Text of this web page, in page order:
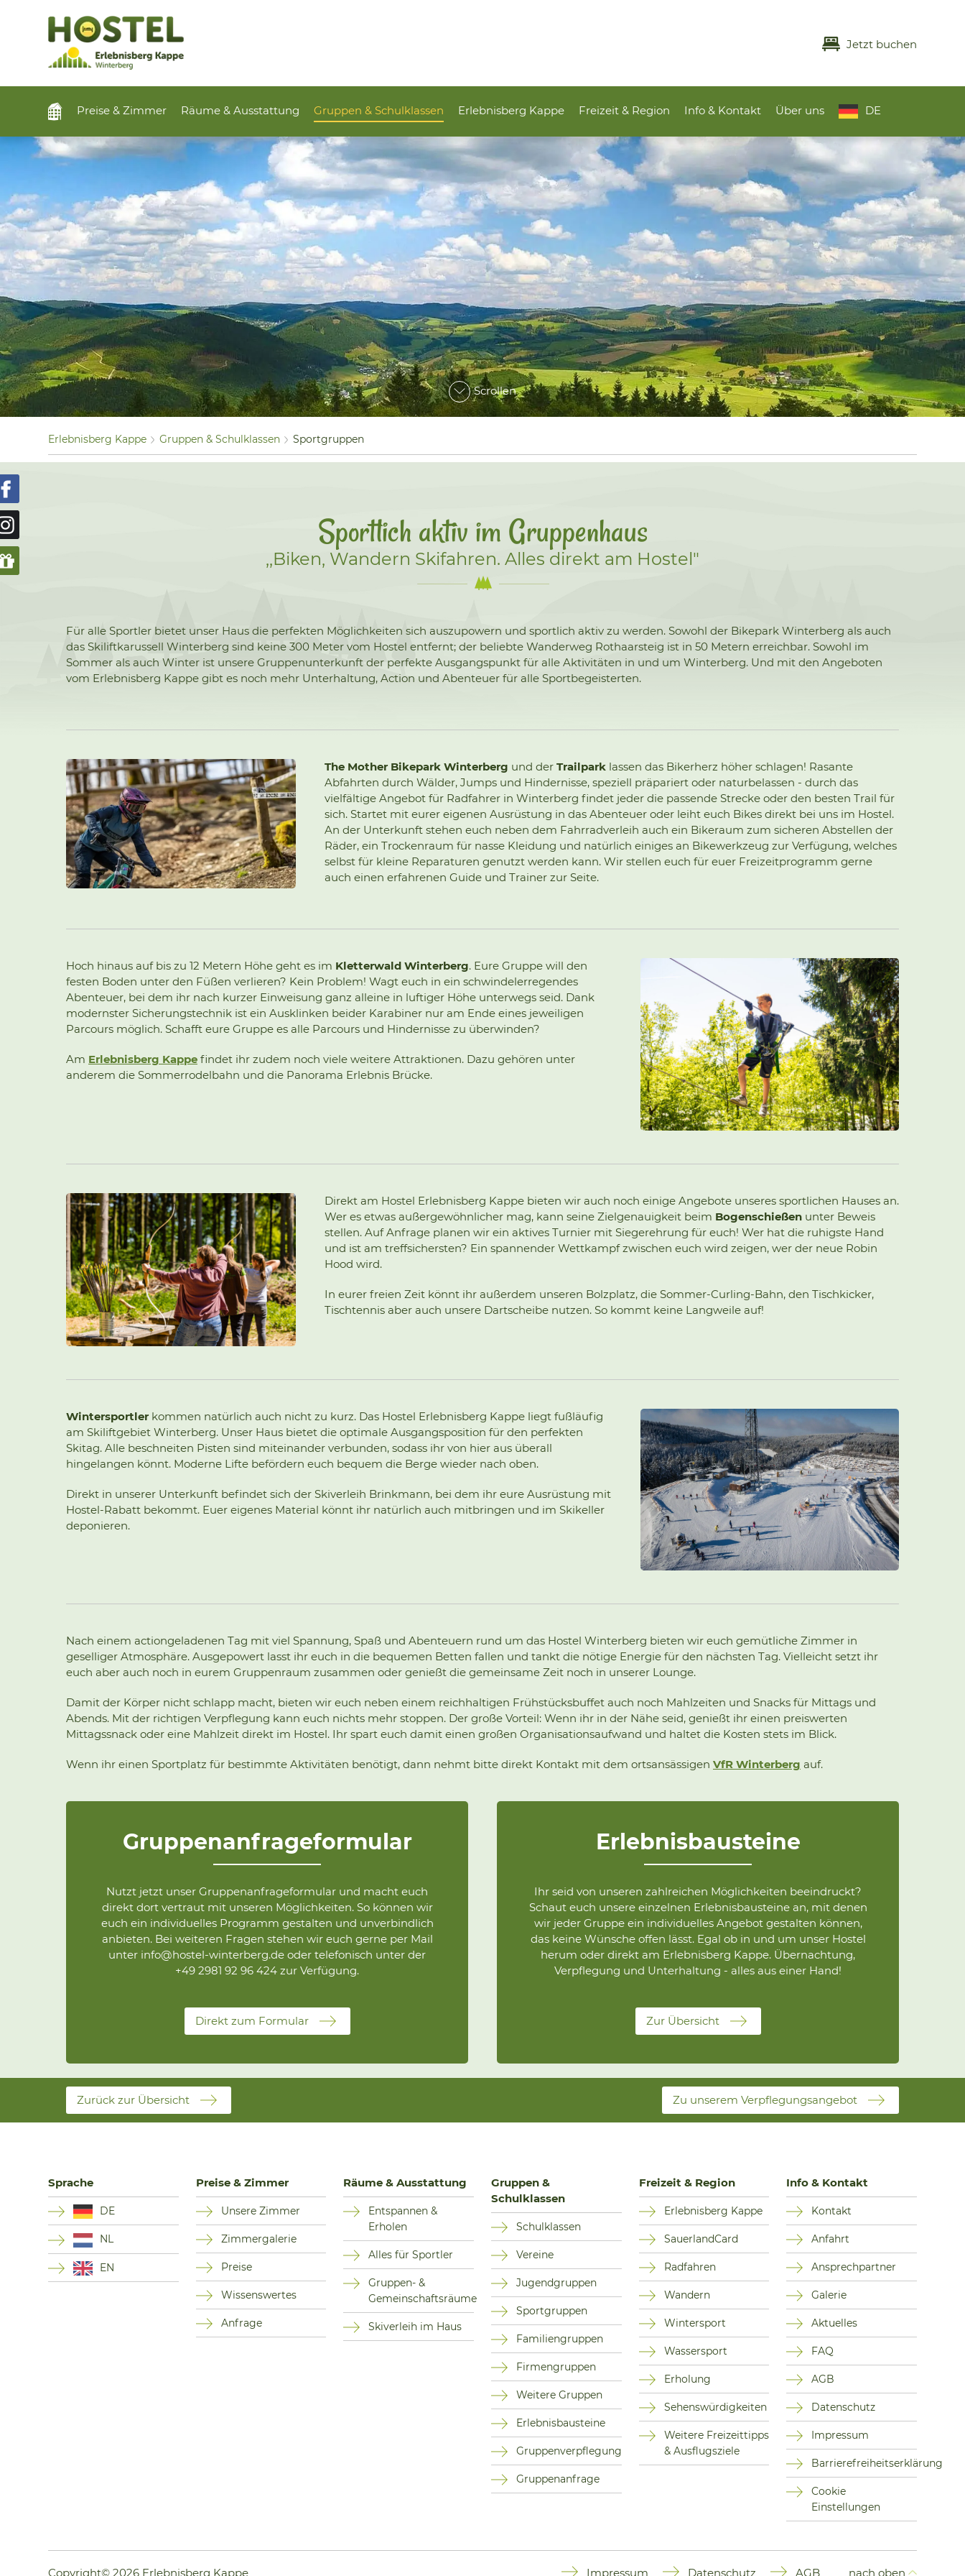
Jetzt buchen
Preise & Zimmer Räume & Ausstattung Gruppen & Schulklassen Erlebnisberg Kappe Freizeit & Region Info & Kontakt Über uns DE
Scrollen
Erlebnisberg Kappe Gruppen & Schulklassen Sportgruppen
Sportlich aktiv im Gruppenhaus
,,Biken, Wandern Skifahren. Alles direkt am Hostel"
Für alle Sportler bietet unser Haus die perfekten Möglichkeiten sich auszupowern und sportlich aktiv zu werden. Sowohl der Bikepark Winterberg als auch
das Skiliftkarussell Winterberg sind keine 300 Meter vom Hostel entfernt; der beliebte Wanderweg Rothaarsteig ist in 50 Metern erreichbar. Sowohl im
Sommer als auch Winter ist unsere Gruppenunterkunft der perfekte Ausgangspunkt für alle Aktivitäten in und um Winterberg. Und mit den Angeboten
vom Erlebnisberg Kappe gibt es noch mehr Unterhaltung, Action und Abenteuer für alle Sportbegeisterten.
The Mother Bikepark Winterberg und der Trailparklassen das Bikerherz höher schlagen! Rasante
Abfahrten durch Wälder, Jumps und Hindernisse, speziell präpariert oder naturbelassen - durch das
vielfältige Angebot für Radfahrer in Winterberg findet jeder die passende Strecke oder den besten Trail für
sich. Startet mit eurer eigenen Ausrüstung in das Abenteuer oder leiht euch Bikes direkt bei uns im Hostel.
An der Unterkunft stehen euch neben dem Fahrradverleih auch ein Bikeraum zum sicheren Abstellen der
Räder, ein Trockenraum für nasse Kleidung und natürlich einiges an Bikewerkzeug zur Verfügung, welches
selbst für kleine Reparaturen genutzt werden kann. Wir stellen euch für euer Freizeitprogramm gerne
auch einen erfahrenen Guide und Trainer zur Seite.
Hoch hinaus auf bis zu 12 Metern Höhe geht es im Kletterwald Winterberg. Eure Gruppe will den
festen Boden unter den Füßen verlieren? Kein Problem! Wagt euch in ein schwindelerregendes
Abenteuer, bei dem ihr nach kurzer Einweisung ganz alleine in luftiger Höhe unterwegs seid. Dank
modernster Sicherungstechnik ist ein Ausklinken beider Karabiner nur am Ende eines jeweiligen
Parcours möglich. Schafft eure Gruppe es alle Parcours und Hindernisse zu überwinden?
Am Erlebnisberg Kappe findet ihr zudem noch viele weitere Attraktionen. Dazu gehören unter
anderem die Sommerrodelbahn und die Panorama Erlebnis Brücke.
Direkt am Hostel Erlebnisberg Kappe bieten wir auch noch einige Angebote unseres sportlichen Hauses an.
Wer es etwas außergewöhnlicher mag, kann seine Zielgenauigkeit beim Bogenschießen unter Beweis
stellen. Auf Anfrage planen wir ein aktives Turnier mit Siegerehrung für euch! Wer hat die ruhigste Hand
und ist am treffsichersten? Ein spannender Wettkampf zwischen euch wird zeigen, wer der neue Robin
Hood wird.
In eurer freien Zeit könnt ihr außerdem unseren Bolzplatz, die Sommer-Curling-Bahn, den Tischkicker,
Tischtennis aber auch unsere Dartscheibe nutzen. So kommt keine Langweile auf!
Wintersportler kommen natürlich auch nicht zu kurz. Das Hostel Erlebnisberg Kappe liegt fußläufig
am Skiliftgebiet Winterberg. Unser Haus bietet die optimale Ausgangsposition für den perfekten
Skitag. Alle beschneiten Pisten sind miteinander verbunden, sodass ihr von hier aus überall
hingelangen könnt. Moderne Lifte befördern euch bequem die Berge wieder nach oben.
Direkt in unserer Unterkunft befindet sich der Skiverleih Brinkmann, bei dem ihr eure Ausrüstung mit
Hostel-Rabatt bekommt. Euer eigenes Material könnt ihr natürlich auch mitbringen und im Skikeller
deponieren.
Nach einem actiongeladenen Tag mit viel Spannung, Spaß und Abenteuern rund um das Hostel Winterberg bieten wir euch gemütliche Zimmer in
geselliger Atmosphäre. Ausgepowert lasst ihr euch in die bequemen Betten fallen und tankt die nötige Energie für den nächsten Tag. Vielleicht setzt ihr
euch aber auch noch in eurem Gruppenraum zusammen oder genießt die gemeinsame Zeit noch in unserer Lounge.
Damit der Körper nicht schlapp macht, bieten wir euch neben einem reichhaltigen Frühstücksbuffet auch noch Mahlzeiten und Snacks für Mittags und
Abends. Mit der richtigen Verpflegung kann euch nichts mehr stoppen. Der große Vorteil: Wenn ihr in der Nähe seid, genießt ihr einen preiswerten
Mittagssnack oder eine Mahlzeit direkt im Hostel. Ihr spart euch damit einen großen Organisationsaufwand und haltet die Kosten stets im Blick.
Wenn ihr einen Sportplatz für bestimmte Aktivitäten benötigt, dann nehmt bitte direkt Kontakt mit dem ortsansässigen VfR Winterberg auf.
Gruppenanfrageformular
Nutzt jetzt unser Gruppenanfrageformular und macht euch
direkt dort vertraut mit unseren Möglichkeiten. So können wir
euch ein individuelles Programm gestalten und unverbindlich
anbieten. Bei weiteren Fragen stehen wir euch gerne per Mail
unter info@hostel-winterberg.de oder telefonisch unter der
+49 2981 92 96 424 zur Verfügung.
Direkt zum Formular
Erlebnisbausteine
Ihr seid von unseren zahlreichen Möglichkeiten beeindruckt?
Schaut euch unsere einzelnen Erlebnisbausteine an, mit denen
wir jeder Gruppe ein individuelles Angebot gestalten können,
das keine Wünsche offen lässt. Egal ob in und um unser Hostel
herum oder direkt am Erlebnisberg Kappe. Übernachtung,
Verpflegung und Unterhaltung - alles aus einer Hand!
Zur Übersicht
Zurück zur Übersicht Zu unserem Verpflegungsangebot
Sprache
DE
NL
EN
Preise & Zimmer
Unsere Zimmer
Zimmergalerie
Preise
Wissenswertes
Anfrage
Räume & Ausstattung
Entspannen &
Erholen
Alles für Sportler
Gruppen- &
Gemeinschaftsräume
Skiverleih im Haus
Gruppen &
Schulklassen
Schulklassen
Vereine
Jugendgruppen
Sportgruppen
Familiengruppen
Firmengruppen
Weitere Gruppen
Erlebnisbausteine
Gruppenverpflegung
Gruppenanfrage
Freizeit & Region
Erlebnisberg Kappe
SauerlandCard
Radfahren
Wandern
Wintersport
Wassersport
Erholung
Sehenswürdigkeiten
Weitere Freizeittipps
& Ausflugsziele
Info & Kontakt
Kontakt
Anfahrt
Ansprechpartner
Galerie
Aktuelles
FAQ
AGB
Datenschutz
Impressum
Barrierefreiheitserklärung
Cookie
Einstellungen
Copyright© 2026 Erlebnisberg Kappe nach oben
Impressum Datenschutz AGB